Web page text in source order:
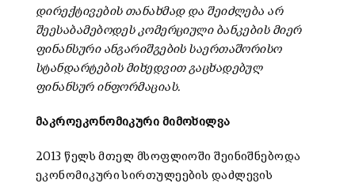
დირექტივების თანახმად და შეიძლება არ
შეესაბამებოდეს კომერციული ბანკების მიერ
ფინანსური ანგარიშგების საერთაშორისო
სტანდარტების მიხედვით გაცხადებულ
ფინანსურ ინფორმაციას.
მაკროეკონომიკური მიმოხილვა
2013 წელს მთელ მსოფლიოში შეინიშნებოდა
ეკონომიკური სირთულეების დაძლევის